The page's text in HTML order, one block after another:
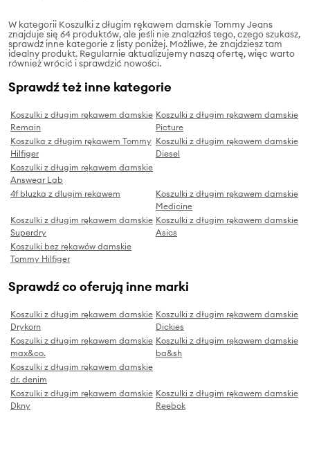
W kategorii Koszulki z długim rękawem damskie Tommy Jeans
znajduje się 64 produktów, ale jeśli nie znalazłaś tego, czego szukasz,
sprawdź inne kategorie z listy poniżej. Możliwe, że znajdziesz tam
idealny produkt. Regularnie aktualizujemy naszą ofertę, więc warto
również wrócić i sprawdzić nowości.
Sprawdź też inne kategorie
Koszulki z długim rękawem damskie
Remain
Koszulki z długim rękawem damskie
Picture
Koszulka z długim rękawem Tommy
Hilfiger
Koszulki z długim rękawem damskie
Diesel
Koszulki z długim rękawem damskie
Answear Lab
4f bluzka z dlugim rekawem
Koszulki z długim rękawem damskie
Medicine
Koszulki z długim rękawem damskie
Superdry
Koszulki z długim rękawem damskie
Asics
Koszulki bez rękawów damskie
Tommy Hilfiger
Sprawdź co oferują inne marki
Koszulki z długim rękawem damskie
Drykorn
Koszulki z długim rękawem damskie
Dickies
Koszulki z długim rękawem damskie
max&co.
Koszulki z długim rękawem damskie
ba&sh
Koszulki z długim rękawem damskie
dr. denim
Koszulki z długim rękawem damskie
Dkny
Koszulki z długim rękawem damskie
Reebok